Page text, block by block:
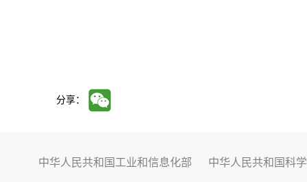
分享：
中华人民共和国工业和信息化部 中华人民共和国科